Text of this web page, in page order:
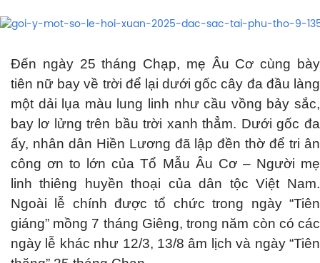
Đến ngày 25 tháng Chạp, mẹ Âu Cơ cùng bày
tiên nữ bay về trời để lại dưới gốc cây đa đầu làng
một dải lụa màu lung linh như cầu vồng bảy sắc,
bay lơ lửng trên bầu trời xanh thẳm. Dưới gốc đa
ấy, nhân dân Hiền Lương đã lập đền thờ để tri ân
công ơn to lớn của Tổ Mẫu Âu Cơ – Người mẹ
linh thiêng huyền thoại của dân tộc Việt Nam.
Ngoài lễ chính được tổ chức trong ngày “Tiên
giáng” mồng 7 tháng Giêng, trong năm còn có các
ngày lễ khác như 12/3, 13/8 âm lịch và ngày “Tiên